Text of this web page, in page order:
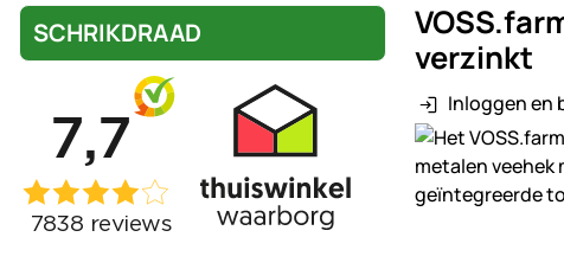
SCHRIKDRAAD
verzinkt
Inloggen en
Productgalerij